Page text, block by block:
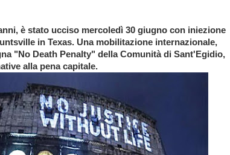
è stato ucciso mercoledì 30 giugno con iniezione
in Texas. Una mobilitazione internazionale,
"No Death Penalty" della Comunità di Sant'Egidio,
alla pena capitale.